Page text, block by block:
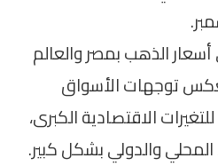
أسعار الذهب بمصر والعالم
توجهات الأسواق
الاقتصادية الكبرى،
المحلي والدولي بشكل كبير.